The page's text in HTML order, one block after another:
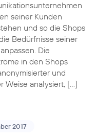
seiner Kunden
und so die Shops
Bedürfnisse seiner
Die
in den Shops
und
Weise analysiert, […]
2017